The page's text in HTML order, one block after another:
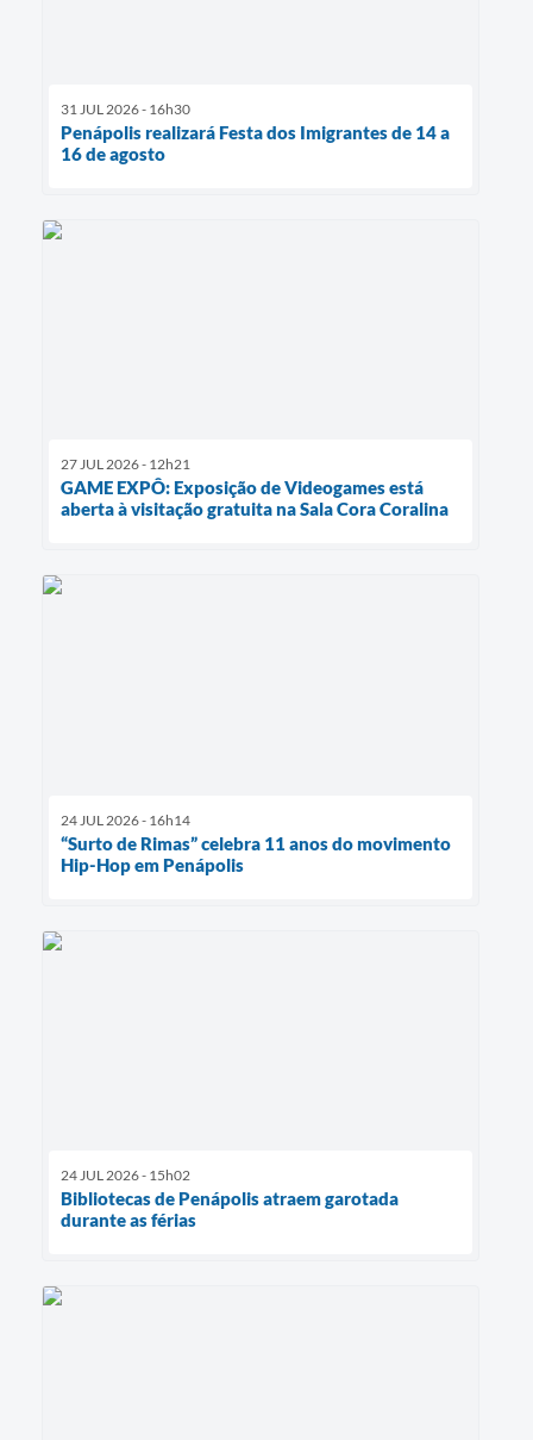
31 JUL 2026 - 16h30
Penápolis realizará Festa dos Imigrantes de 14 a
16 de agosto
27 JUL 2026 - 12h21
GAME EXPÔ: Exposição de Videogames está
aberta à visitação gratuita na Sala Cora Coralina
24 JUL 2026 - 16h14
“Surto de Rimas” celebra 11 anos do movimento
Hip-Hop em Penápolis
24 JUL 2026 - 15h02
Bibliotecas de Penápolis atraem garotada
durante as férias